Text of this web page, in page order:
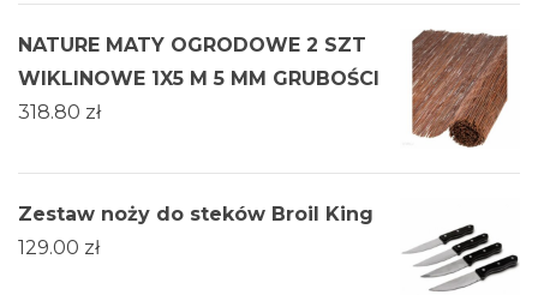
NATURE MATY OGRODOWE 2 SZT
WIKLINOWE 1X5 M 5 MM GRUBOŚCI
318.80 zł
Zestaw noży do steków Broil King
129.00 zł